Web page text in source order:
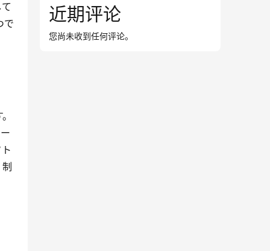
で
近期评论
您尚未收到任何评论。